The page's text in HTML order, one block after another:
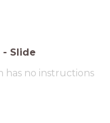
- Slide
has no instructions